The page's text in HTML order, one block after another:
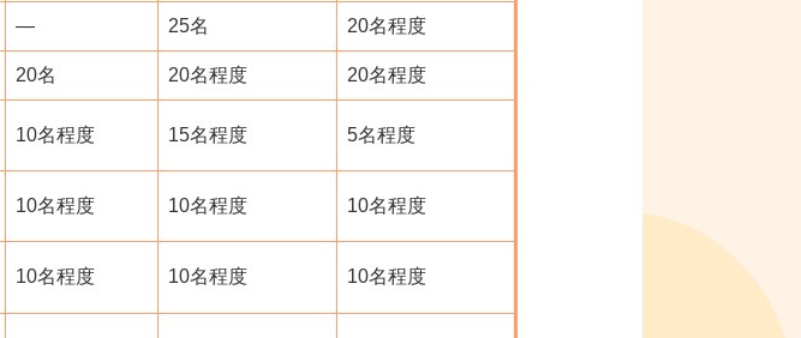
― 25名 20名程度
20名 20名程度 20名程度
10名程度 15名程度 5名程度
10名程度 10名程度 10名程度
10名程度 10名程度 10名程度